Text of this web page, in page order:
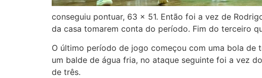
conseguiu pontuar, 63 x 51. Então foi a vez de
da casa tomarem conta do período. Fim do terceiro
O último período de jogo começou com uma bola de
um balde de água fria, no ataque seguinte foi a vez
de três.